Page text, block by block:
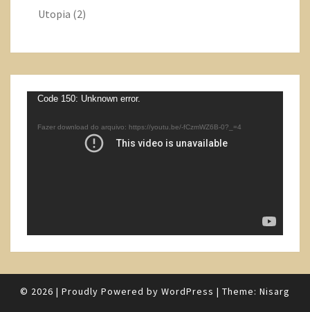
Utopia (2)
Tocador
Code 150: Unknown error.
Fazer download do arquivo: https://youtu.be/-fCzmWZ6B-0?_=4
© 2026 | Proudly Powered by WordPress | Theme: Nisarg